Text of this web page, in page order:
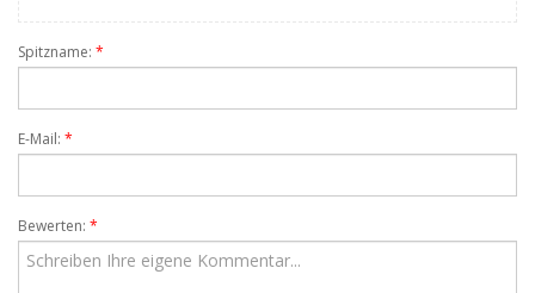
Spitzname: *
E-Mail: *
Bewerten: *